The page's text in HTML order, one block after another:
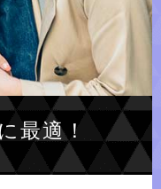
最適！